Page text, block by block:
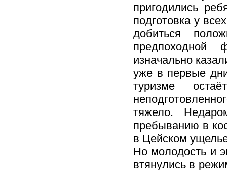
пригодились
подготовка у
добиться
предпоходной
изначально
уже в первые
туризме
тяжело.
пребыванию в
в Цейском
Но молодость и
втянулись в